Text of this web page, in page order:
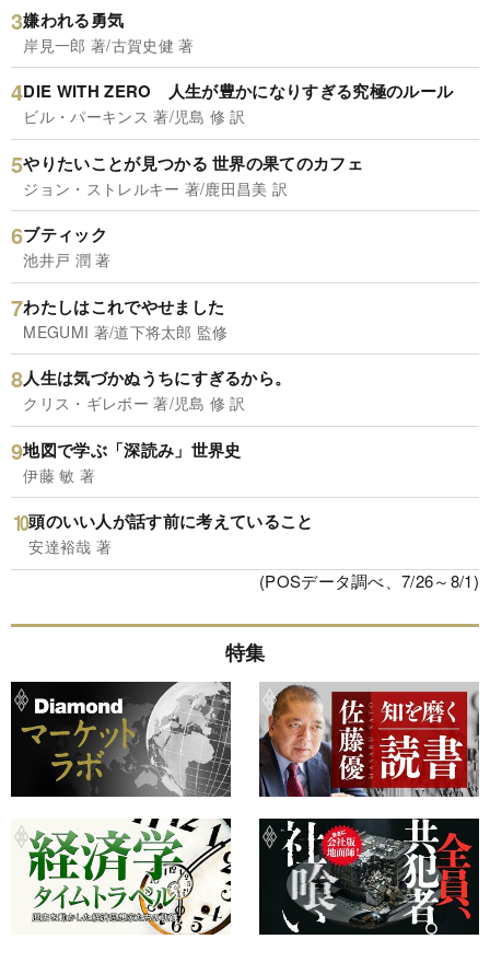
嫌われる勇気
岸見一郎 著/古賀史健 著
DIE WITH ZERO 人生が豊かになりすぎる究極のルール
ビル・パーキンス 著/児島 修 訳
やりたいことが見つかる 世界の果てのカフェ
ジョン・ストレルキー 著/鹿田昌美 訳
ブティック
池井戸 潤 著
わたしはこれでやせました
MEGUMI 著/道下将太郎 監修
人生は気づかぬうちにすぎるから。
クリス・ギレボー 著/児島 修 訳
地図で学ぶ「深読み」世界史
伊藤 敏 著
頭のいい人が話す前に考えていること
安達裕哉 著
(POSデータ調べ、7/26～8/1)
特集